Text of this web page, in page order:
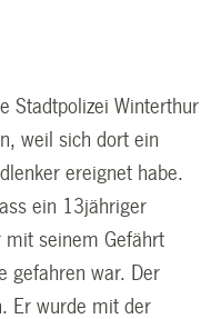
Stadtpolizei Winterthur
weil sich dort ein
ereignet habe.
ein 13jähriger
mit seinem Gefährt
gefahren war. Der
Er wurde mit der